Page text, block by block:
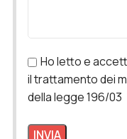
Ho letto e
il trattamento dei
della legge 196/03